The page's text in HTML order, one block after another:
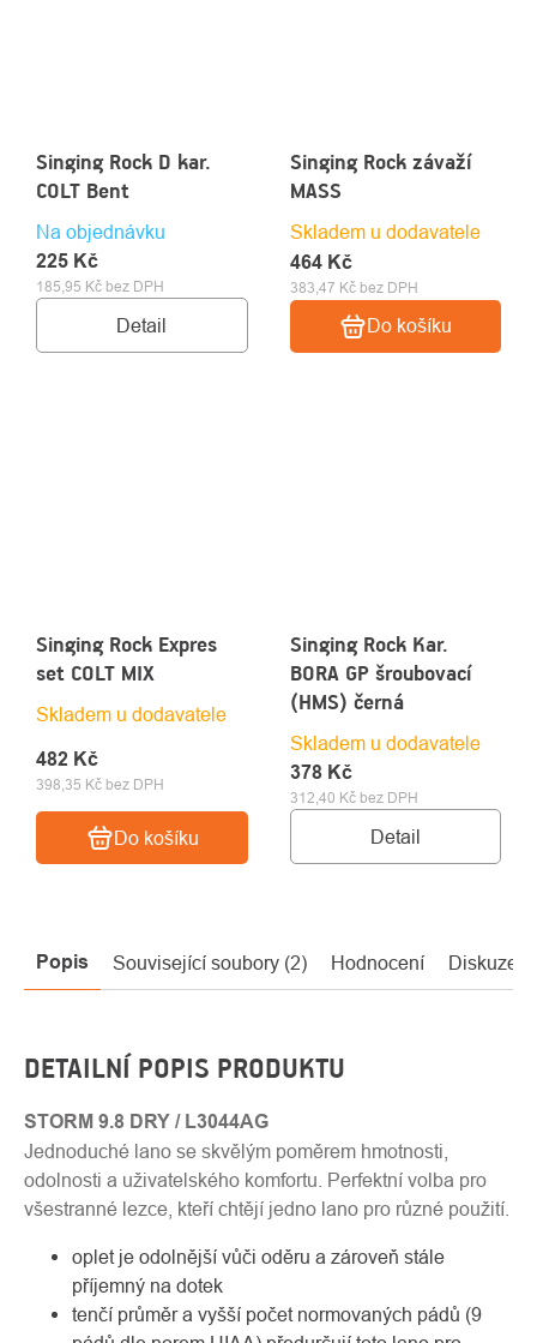
Singing Rock D kar.
COLT Bent
Na objednávku
185,95 Kč bez DPH
225 Kč
Detail
Singing Rock závaží
MASS
Skladem u dodavatele
383,47 Kč bez DPH
464 Kč
Do košíku
Singing Rock Expres
set COLT MIX
Skladem u dodavatele
398,35 Kč bez DPH
482 Kč
Do košíku
Singing Rock Kar.
BORA GP šroubovací
(HMS) černá
Skladem u dodavatele
312,40 Kč bez DPH
378 Kč
Detail
Popis Související soubory (2) Hodnocení Diskuze
DETAILNÍ POPIS PRODUKTU
STORM 9.8 DRY / L3044AG
Jednoduché lano se skvělým poměrem hmotnosti,
odolnosti a uživatelského komfortu. Perfektní volba pro
všestranné lezce, kteří chtějí jedno lano pro různé použití.
oplet je odolnější vůči oděru a zároveň stále
příjemný na dotek
tenčí průměr a vyšší počet normovaných pádů (9